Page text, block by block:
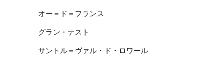
オー＝ド＝フランス
グラン・テスト
サントル＝ヴァル・ド・ロワール